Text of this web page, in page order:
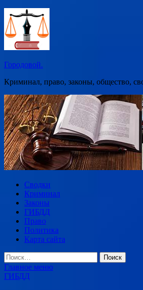
Перейти
содержимому
Городовой.
Криминал, право, законы, общество,
Сводки
Криминал
Законы
ГИБДД
Право
Политика
Карта сайта
Найти:
Главное меню
ГИБДД